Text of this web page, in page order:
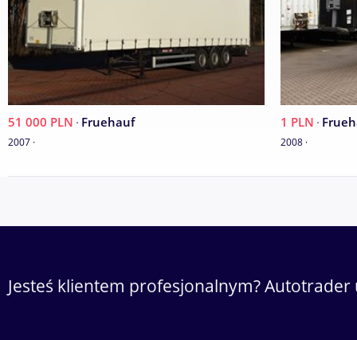
51 000 PLN · Fruehauf
2007 ·
1 PLN ·
2008 ·
Jesteś klientem profesjonalnym?